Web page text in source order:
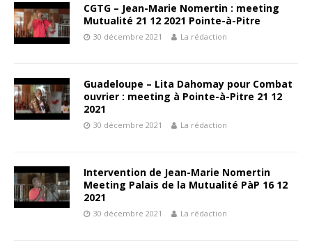
CGTG – Jean-Marie Nomertin : meeting
Mutualité 21 12 2021 Pointe-à-Pitre
30 décembre 2021 La rédaction
Guadeloupe – Lita Dahomay pour Combat
ouvrier : meeting à Pointe-à-Pitre 21 12
2021
30 décembre 2021 La rédaction
Intervention de Jean-Marie Nomertin
Meeting Palais de la Mutualité PàP 16 12
2021
30 décembre 2021 La rédaction